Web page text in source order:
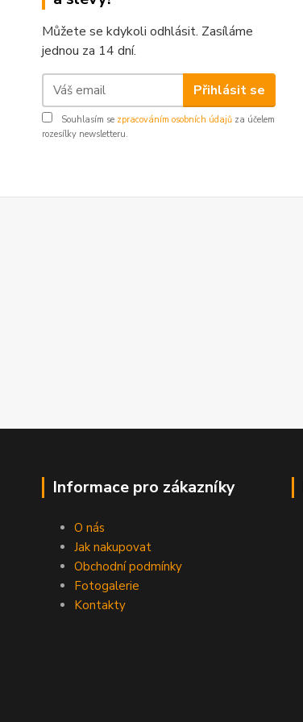
Můžete se kdykoli odhlásit. Zasíláme
jednou za 14 dní.
Přihlásit se
Souhlasím se zpracováním osobních údajů za účelem
rozesílky newsletteru.
Informace pro zákazníky
O nás
Jak nakupovat
Obchodní podmínky
Fotogalerie
Kontakty